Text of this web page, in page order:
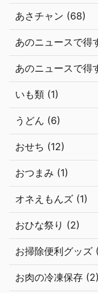
あさチャン (68)
あのニュースで得
あのニュースで得
いも類 (1)
うどん (6)
おせち (12)
おつまみ (1)
オネえもんズ (1)
おひな祭り (2)
お掃除便利グッズ
お肉の冷凍保存 (2)